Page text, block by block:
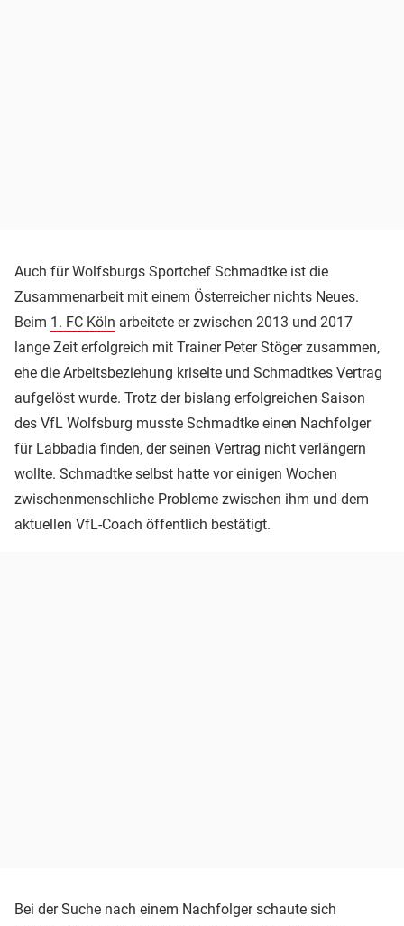
Auch für Wolfsburgs Sportchef Schmadtke ist die
Zusammenarbeit mit einem Österreicher nichts Neues.
Beim 1. FC Köln arbeitete er zwischen 2013 und 2017
lange Zeit erfolgreich mit Trainer Peter Stöger zusammen,
ehe die Arbeitsbeziehung kriselte und Schmadtkes Vertrag
aufgelöst wurde. Trotz der bislang erfolgreichen Saison
des VfL Wolfsburg musste Schmadtke einen Nachfolger
für Labbadia finden, der seinen Vertrag nicht verlängern
wollte. Schmadtke selbst hatte vor einigen Wochen
zwischenmenschliche Probleme zwischen ihm und dem
aktuellen VfL-Coach öffentlich bestätigt.
Bei der Suche nach einem Nachfolger schaute sich